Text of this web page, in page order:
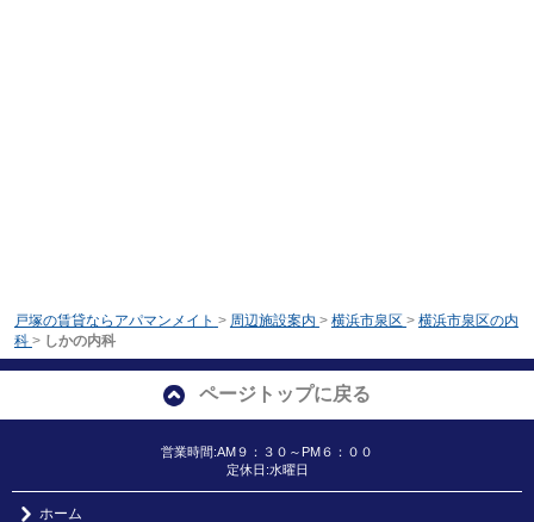
戸塚の賃貸ならアパマンメイト > 周辺施設案内 > 横浜市泉区 > 横浜市泉区の内
科 > しかの内科
ページトップに戻る
営業時間:AM９：３０～PM６：００
定休日:水曜日
ホーム